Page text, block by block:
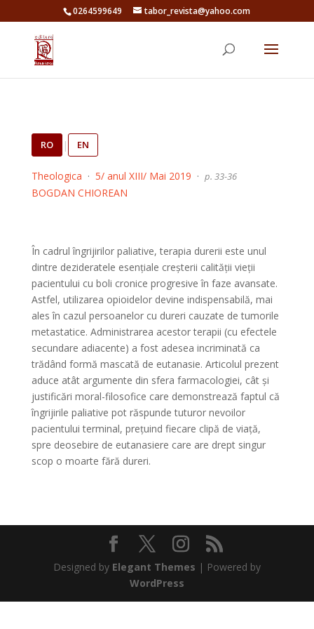
0264599649 tabor_revista@yahoo.com
RO | EN
Theologica · 5/ anul XIII/ Mai 2019 · p. 33-36
BOGDAN CHIOREAN
În cadrul îngrijirilor paliative, terapia durerii este unul
dintre dezideratele esențiale creșterii calității vieții
pacientului cu boli cronice progresive în faze avansate.
Astfel, utilizarea opioidelor devine indispensabilă, mai
ales în cazul persoanelor cu dureri cauzate de tumorile
metastatice. Administrarea acestor terapii (cu efectele
secundare adiacente) a fost adesea incriminată ca
trădând formă mascată de eutanasie. Articolul prezent
aduce atât argumente din sfera farmacologiei, cât și
justificări moral-filosofice care demonstrează faptul că
îngrijirile paliative pot răspunde tuturor nevoilor
pacientului terminal, prețuind fiecare clipă de viață,
spre deosebire de eutanasiere care are drept singur
scop o moarte fără dureri.
Designed by Elegant Themes | Powered by
WordPress